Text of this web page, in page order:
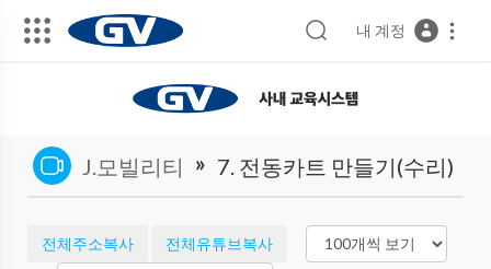
내 계정
J.모빌리티 » 7. 전동카트 만들기(수리)
전체주소복사 전체유튜브복사